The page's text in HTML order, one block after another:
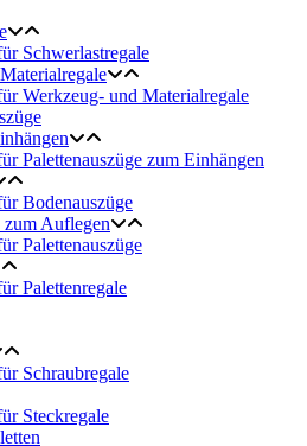
Schwerlastregale
Werkzeug- und Materialregale
Palettenauszüge zum Einhängen
Bodenauszüge
zum Auflegen
Palettenauszüge
Palettenregale
Schraubregale
Steckregale